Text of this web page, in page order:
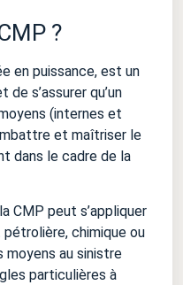
?
en puissance, est un
de s’assurer qu’un
(internes et
et maîtriser le
dans le cadre de la
CMP peut s’appliquer
chimique ou
moyens au sinistre
particulières à